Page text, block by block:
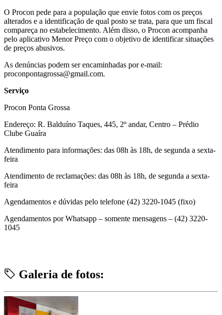
O Procon pede para a população que envie fotos com os preços
alterados e a identificação de qual posto se trata, para que um fiscal
compareça no estabelecimento. Além disso, o Procon acompanha
pelo aplicativo Menor Preço com o objetivo de identificar situações
de preços abusivos.
As denúncias podem ser encaminhadas por e-mail:
proconpontagrossa@gmail.com.
Serviço
Procon Ponta Grossa
Endereço: R. Balduíno Taques, 445, 2º andar, Centro – Prédio
Clube Guaíra
Atendimento para informações: das 08h às 18h, de segunda a sexta-
feira
Atendimento de reclamações: das 08h às 18h, de segunda a sexta-
feira
Agendamentos e dúvidas pelo telefone (42) 3220-1045 (fixo)
Agendamentos por Whatsapp – somente mensagens – (42) 3220-
1045
Galeria de fotos: